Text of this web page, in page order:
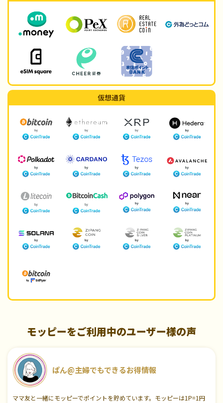
仮想通貨
モッピーをご利用中のユーザー様の声
ぱん@主婦でもできるお得情報
ママ友と一緒にモッピーでポイントを貯めています。モッピーは1P=1円